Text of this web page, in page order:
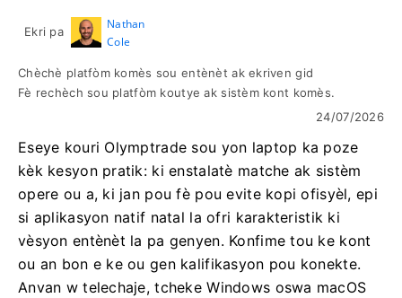
Ekri pa
Nathan
Cole
Chèchè platfòm komès sou entènèt ak ekriven gid
Fè rechèch sou platfòm koutye ak sistèm kont komès.
24/07/2026
Eseye kouri Olymptrade sou yon laptop ka poze
kèk kesyon pratik: ki enstalatè matche ak sistèm
opere ou a, ki jan pou fè pou evite kopi ofisyèl, epi
si aplikasyon natif natal la ofri karakteristik ki
vèsyon entènèt la pa genyen. Konfime tou ke kont
ou an bon e ke ou gen kalifikasyon pou konekte.
Anvan w telechaje, tcheke Windows oswa macOS